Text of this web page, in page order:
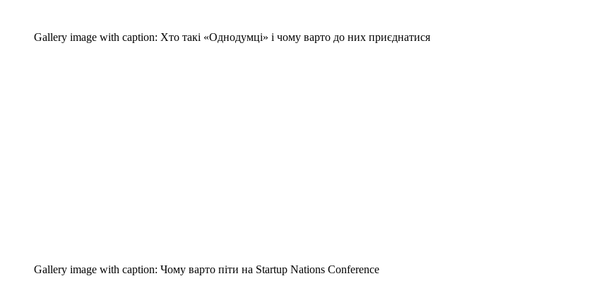
Gallery image with caption: Хто такі «Однодумці» і чому варто до них приєднатися
Gallery image with caption: Чому варто піти на Startup Nations Conference